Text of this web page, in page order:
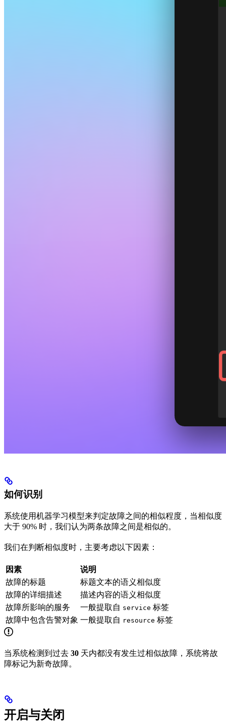
如何识别
系统使用机器学习模型来判定故障之间的相似程度，当相似度
大于 90% 时，我们认为两条故障之间是相似的。
我们在判断相似度时，主要考虑以下因素：
因素
说明
故障的标题
标题文本的语义相似度
故障的详细描述
描述内容的语义相似度
故障所影响的服务
一般提取自 service 标签
故障中包含告警对象 一般提取自 resource 标签
当系统检测到过去 30 天内都没有发生过相似故障，系统将故
障标记为新奇故障。
开启与关闭